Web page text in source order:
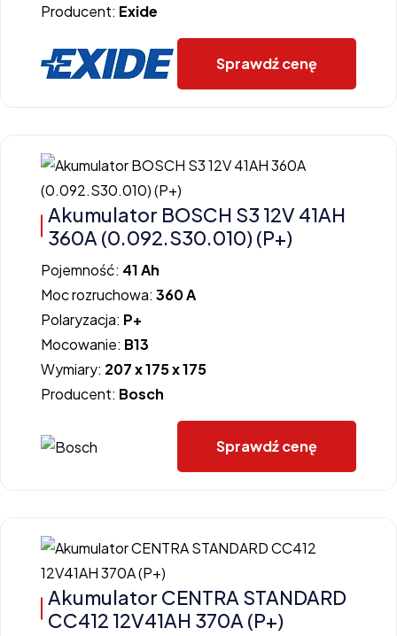
Producent: Exide
Sprawdź cenę
Akumulator BOSCH S3 12V 41AH
360A (0.092.S30.010) (P+)
Pojemność: 41 Ah
Moc rozruchowa: 360 A
Polaryzacja: P+
Mocowanie: B13
Wymiary: 207 x 175 x 175
Producent: Bosch
Sprawdź cenę
Akumulator CENTRA STANDARD
CC412 12V41AH 370A (P+)